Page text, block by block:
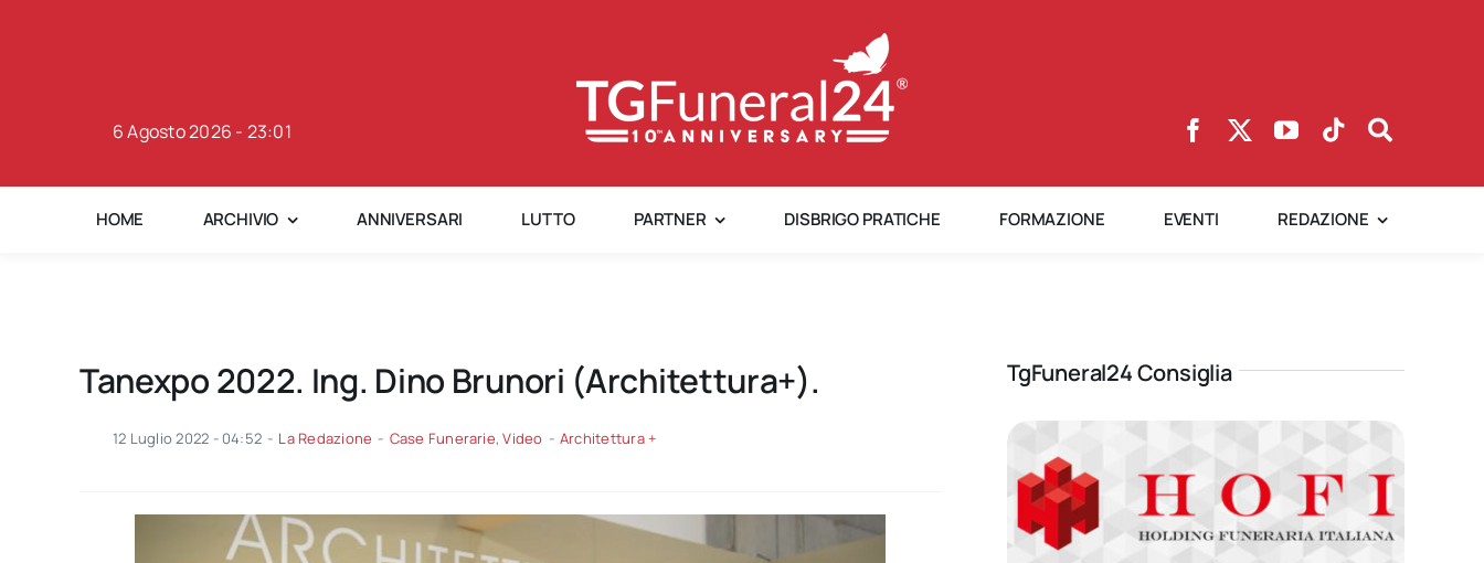
6 Agosto 2026 - 23:01
HOME ARCHIVIO ANNIVERSARI LUTTO PARTNER DISBRIGO PRATICHE FORMAZIONE EVENTI REDAZIONE
Tanexpo 2022. Ing. Dino Brunori (Architettura+).
12 Luglio 2022 - 04:52 - La Redazione - Case Funerarie,Video - Architettura +
TgFuneral24 Consiglia